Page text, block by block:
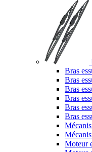
Bras
Bras
Bras
Bras
Bras
Bras
Moteur